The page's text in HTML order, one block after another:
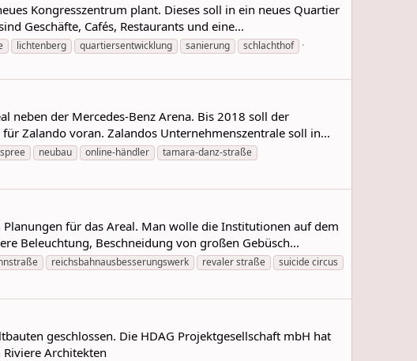
Kongresszentrum plant. Dieses soll in ein neues Quartier
Geschäfte, Cafés, Restaurants und eine...
lichtenberg quartiersentwicklung sanierung schlachthof
neben der Mercedes-Benz Arena. Bis 2018 soll der
Zalando voran. Zalandos Unternehmenszentrale soll in...
neubau online-händler
tamara-danz-straße
für das Areal. Man wolle die Institutionen auf dem
Beleuchtung, Beschneidung von großen Gebüsch...
reichsbahnausbesserungswerk revaler straße
suicide circus
geschlossen. Die HDAG Projektgesellschaft mbH hat
Architekten